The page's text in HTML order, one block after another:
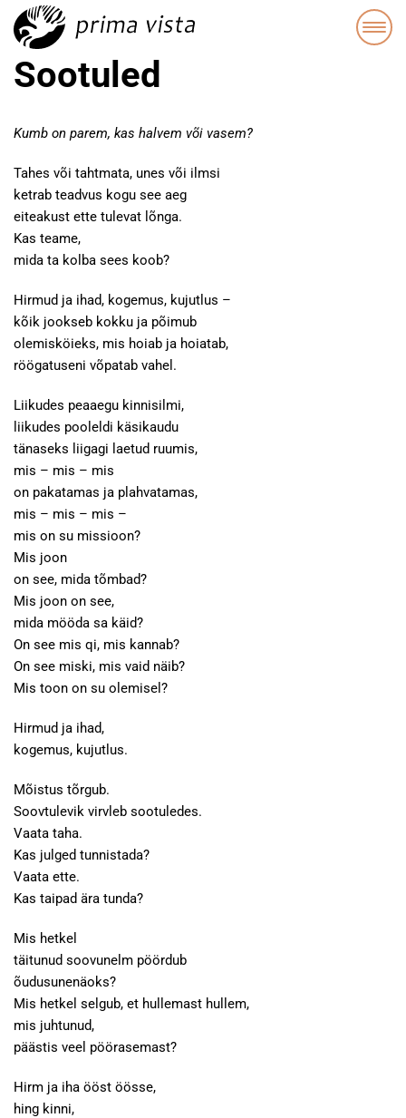
Sootuled
Kumb on parem, kas halvem või vasem?
Tahes või tahtmata, unes või ilmsi
ketrab teadvus kogu see aeg
eiteakust ette tulevat lõnga.
Kas teame,
mida ta kolba sees koob?
Hirmud ja ihad, kogemus, kujutlus –
kõik jookseb kokku ja põimub
olemisköieks, mis hoiab ja hoiatab,
röögatuseni võpatab vahel.
Liikudes peaaegu kinnisilmi,
liikudes pooleldi käsikaudu
tänaseks liigagi laetud ruumis,
mis – mis – mis
on pakatamas ja plahvatamas,
mis – mis – mis –
mis on su missioon?
Mis joon
on see, mida tõmbad?
Mis joon on see,
mida mööda sa käid?
On see mis qi, mis kannab?
On see miski, mis vaid näib?
Mis toon on su olemisel?
Hirmud ja ihad,
kogemus, kujutlus.
Mõistus tõrgub.
Soovtulevik virvleb sootuledes.
Vaata taha.
Kas julged tunnistada?
Vaata ette.
Kas taipad ära tunda?
Mis hetkel
täitunud soovunelm pöördub
õudusunenäoks?
Mis hetkel selgub, et hullemast hullem,
mis juhtunud,
päästis veel pöörasemast?
Hirm ja iha ööst öösse,
hing kinni,